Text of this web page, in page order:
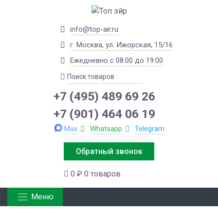
info@top-air.ru
г. Москва, ул. Ижорская, 15/16
Ежедневно с 08:00 до 19:00
+7 (495) 489 69 26
+7 (901) 464 06 19
Max Whatsapp Telegram
Обратный звонок
0 ₽ 0 товаров
Меню